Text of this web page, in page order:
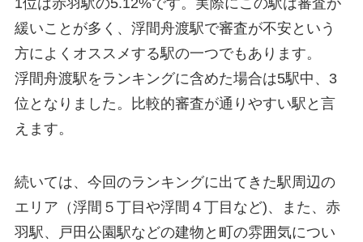
緩いことが多く、浮間舟渡駅で審査が不安という
方によくオススメする駅の一つでもあります。
浮間舟渡駅をランキングに含めた場合は5駅中、3
位となりました。比較的審査が通りやすい駅と言
えます。
続いては、今回のランキングに出てきた駅周辺の
エリア（浮間５丁目や浮間４丁目など)、また、赤
羽駅、戸田公園駅などの建物と町の雰囲気につい